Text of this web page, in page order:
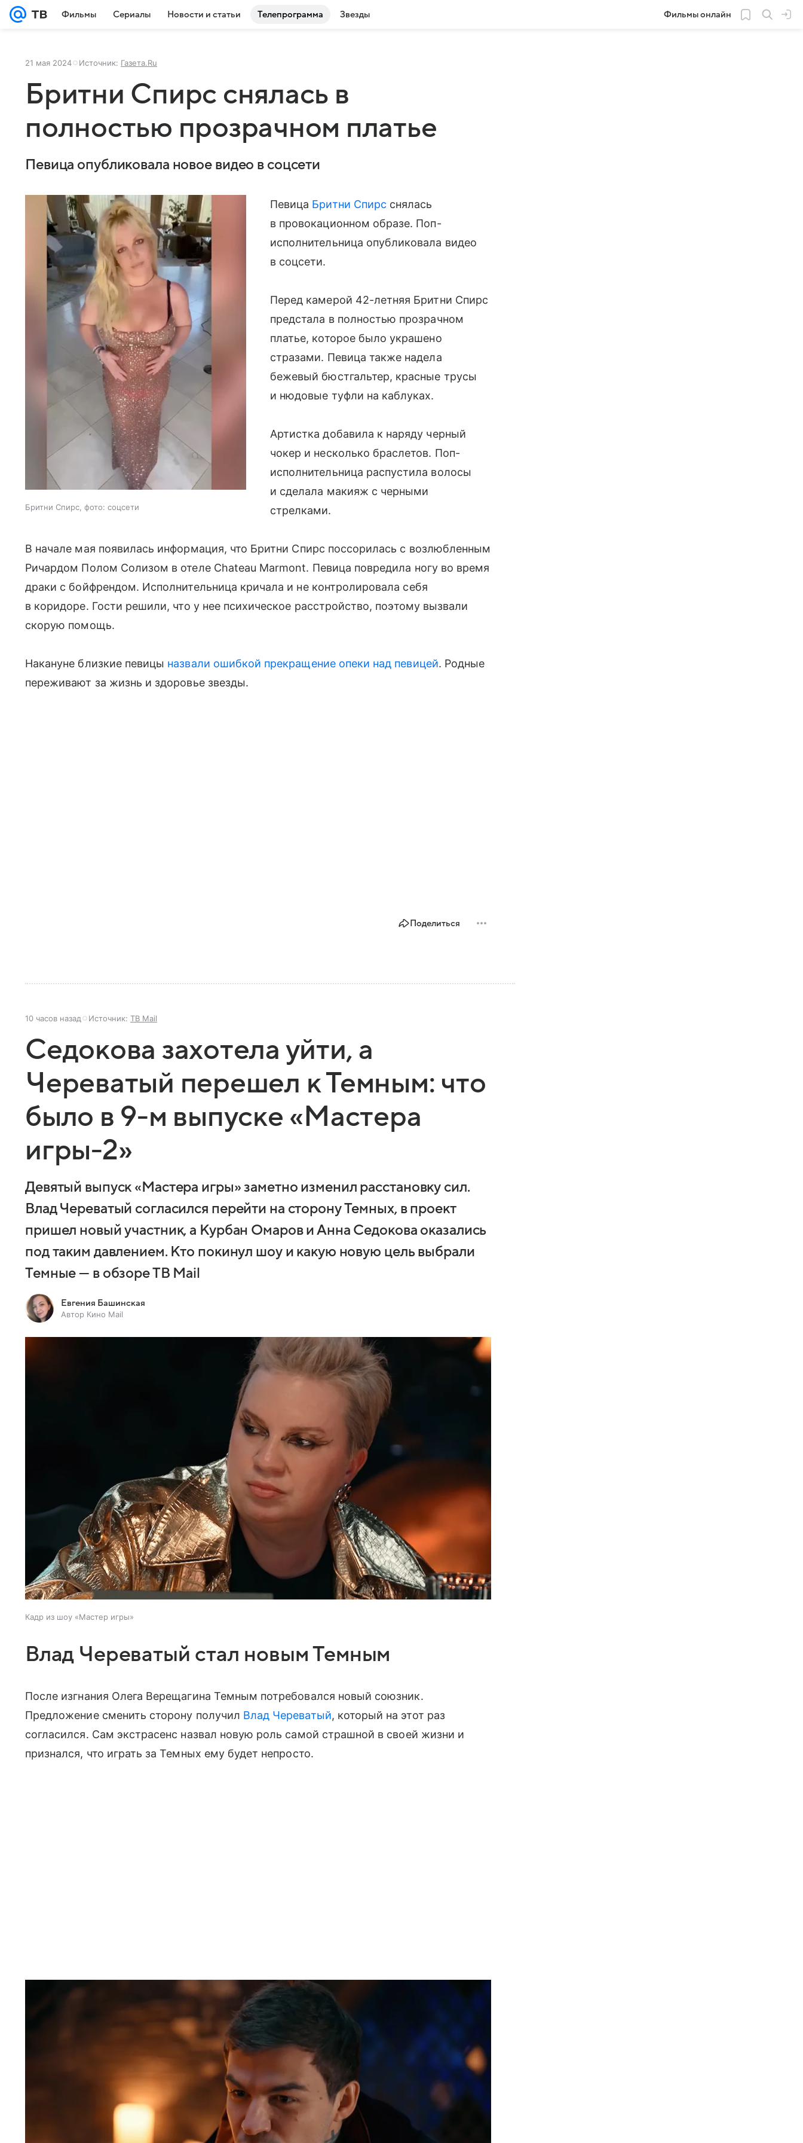
Фильмы Сериалы Новости и статьи Телепрограмма Звезды Фильмы онлайн
21 мая 2024 Источник: Газета.Ru
Бритни Спирс снялась в
полностью прозрачном платье
Певица опубликовала новое видео в соцсети
Бритни Спирс, фото: соцсети
Певица Бритни Спирс снялась
в провокационном образе. Поп-
исполнительница опубликовала видео
в соцсети.
Перед камерой 42-летняя Бритни Спирс
предстала в полностью прозрачном
платье, которое было украшено
стразами. Певица также надела
бежевый бюстгальтер, красные трусы
и нюдовые туфли на каблуках.
Артистка добавила к наряду черный
чокер и несколько браслетов. Поп-
исполнительница распустила волосы
и сделала макияж с черными
стрелками.
В начале мая появилась информация, что Бритни Спирс поссорилась с возлюбленным
Ричардом Полом Солизом в отеле Chateau Marmont. Певица повредила ногу во время
драки с бойфрендом. Исполнительница кричала и не контролировала себя
в коридоре. Гости решили, что у нее психическое расстройство, поэтому вызвали
скорую помощь.
Накануне близкие певицы назвали ошибкой прекращение опеки над певицей. Родные
переживают за жизнь и здоровье звезды.
Поделиться
10 часов назад Источник: ТВ Mail
Седокова захотела уйти, а
Череватый перешел к Темным: что
было в 9-м выпуске «Мастера
игры-2»
Девятый выпуск «Мастера игры» заметно изменил расстановку сил.
Влад Череватый согласился перейти на сторону Темных, в проект
пришел новый участник, а Курбан Омаров и Анна Седокова оказались
под таким давлением. Кто покинул шоу и какую новую цель выбрали
Темные — в обзоре ТВ Mail
Евгения Башинская
Автор Кино Mail
Кадр из шоу «Мастер игры»
Влад Череватый стал новым Темным
После изгнания Олега Верещагина Темным потребовался новый союзник.
Предложение сменить сторону получил Влад Череватый, который на этот раз
согласился. Сам экстрасенс назвал новую роль самой страшной в своей жизни и
признался, что играть за Темных ему будет непросто.